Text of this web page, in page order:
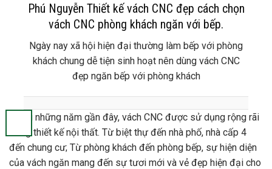
Phú Nguyễn Thiết kế vách CNC đẹp cách chọn
vách CNC phòng khách ngăn với bếp.
Ngày nay xã hội hiện đại thường làm bếp với phòng
khách chung dễ tiện sinh hoạt nên dùng vách CNC
đẹp ngăn bếp với phòng khách
Trong những năm gần đây, vách CNC được sử dụng rộng rãi
trong thiết kế nội thất. Từ biệt thự đến nhà phố, nhà cấp 4
đến chung cư; Từ phòng khách đến phòng bếp, sự hiện diện
của vách ngăn mang đến sự tươi mới và vẻ đẹp hiện đại cho